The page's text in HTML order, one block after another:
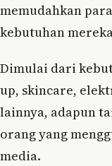
memudahkan
kebutuhan
Dimulai dari
up, skincare,
lainnya, adapun
orang yang
media.